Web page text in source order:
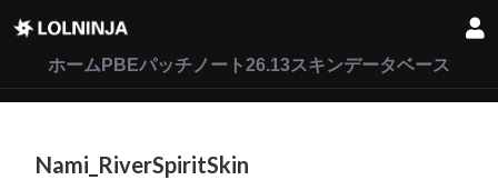
ホーム PBEパッチノート26.13スキンデータベース
Nami_RiverSpiritSkin